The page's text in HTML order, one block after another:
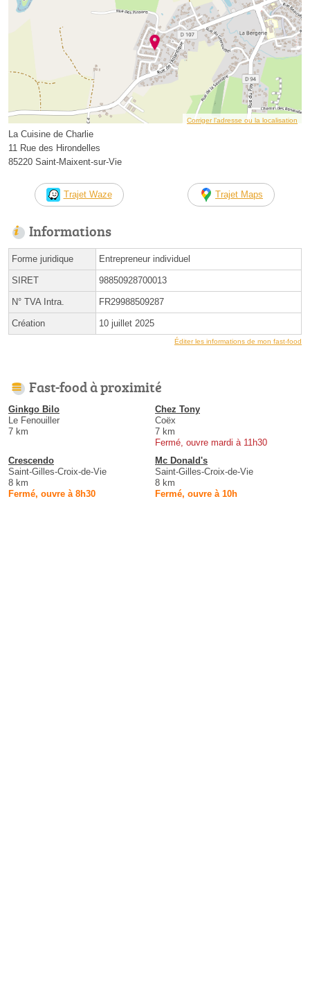
Corriger l’adresse ou la localisation
La Cuisine de Charlie
11 Rue des Hirondelles
85220 Saint-Maixent-sur-Vie
Trajet Waze Trajet Maps
Informations
Forme juridique Entrepreneur individuel
SIRET 98850928700013
N° TVA Intra. FR29988509287
Création 10 juillet 2025
Éditer les informations de mon fast-food
Fast-food à proximité
Ginkgo Bilo
Le Fenouiller
7 km
Chez Tony
Coëx
7 km
Fermé, ouvre mardi à 11h30
Crescendo
Saint-Gilles-Croix-de-Vie
8 km
Fermé, ouvre à 8h30
Mc Donald's
Saint-Gilles-Croix-de-Vie
8 km
Fermé, ouvre à 10h